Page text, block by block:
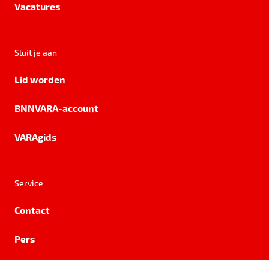
Vacatures
Sluit je aan
Lid worden
BNNVARA-account
VARAgids
Service
Contact
Pers